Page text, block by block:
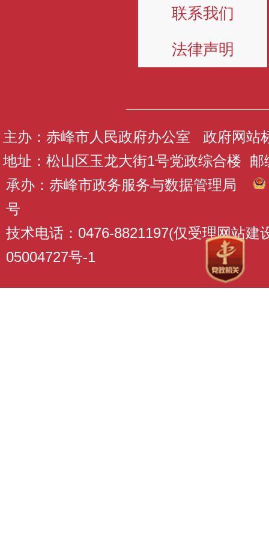
联系我们
法律声明
主办：赤峰市人民政府办公室 政府网站
地址：松山区玉龙大街1号党政综合楼 邮
承办：赤峰市政务服务与数据管理局
号
技术电话：0476-8821197(仅受理网站建
05004727号-1